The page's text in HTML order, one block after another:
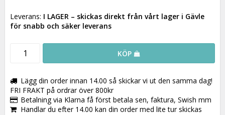
Leverans: I LAGER – skickas direkt från vårt lager i Gävle
för snabb och säker leverans
KÖP
Lägg din order innan 14.00 så skickar vi ut den samma dag!
FRI FRAKT på ordrar över 800kr
Betalning via Klarna få först betala sen, faktura, Swish mm
Handlar du efter 14.00 kan din order med lite tur skickas